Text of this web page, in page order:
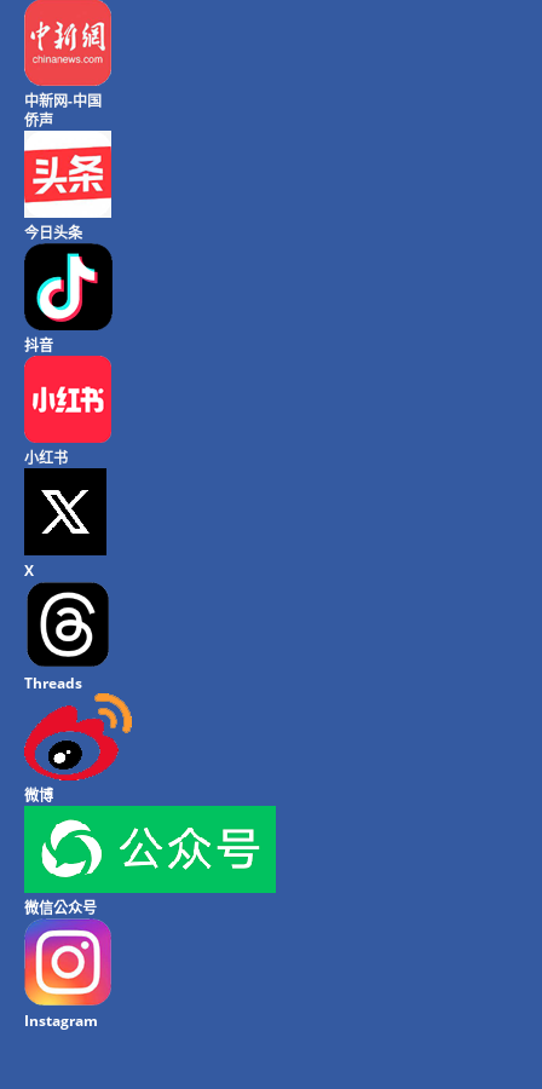
中新网-中国
侨声
今日头条
抖音
小红书
X
Threads
微博
微信公众号
Instagram